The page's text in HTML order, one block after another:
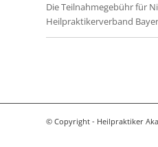
Die Teilnahmegebühr für
Heilpraktikerverband
© Copyright - Heilpraktiker